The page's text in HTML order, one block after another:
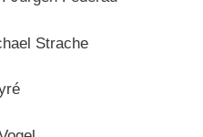
Strache